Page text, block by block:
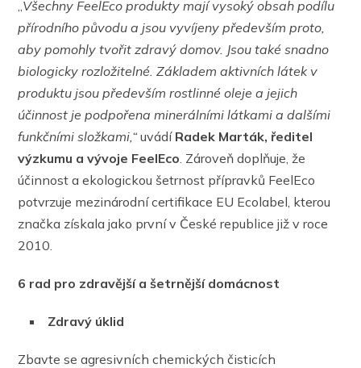
„Všechny FeelEco produkty mají vysoký obsah podílu
přírodního původu a jsou vyvíjeny především proto,
aby pomohly tvořit zdravý domov. Jsou také snadno
biologicky rozložitelné. Základem aktivních látek v
produktu jsou především rostlinné oleje a jejich
účinnost je podpořena minerálními látkami a dalšími
funkčními složkami,“uvádí Radek Marták, ředitel
výzkumu a vývoje FeelEco. Zároveň doplňuje, že
účinnost a ekologickou šetrnost přípravků FeelEco
potvrzuje mezinárodní certifikace EU Ecolabel, kterou
značka získala jako první v České republice již v roce
2010.
6 rad pro zdravější a šetrnější domácnost
Zdravý úklid
Zbavte se agresivních chemických čisticích